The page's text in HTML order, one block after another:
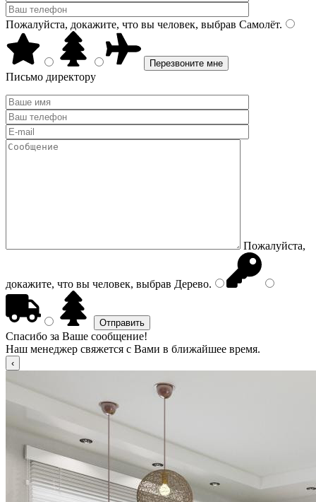
Пожалуйста, докажите, что вы человек, выбрав Самолёт.
Письмо директору
Пожалуйста,
докажите, что вы человек, выбрав Дерево.
Спасибо за Ваше сообщение!
Наш менеджер свяжется с Вами в ближайшее время.